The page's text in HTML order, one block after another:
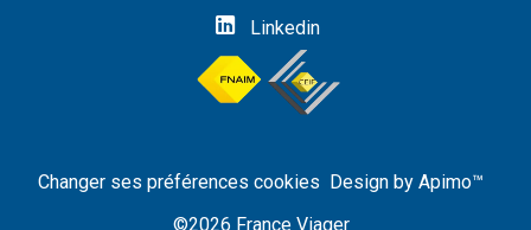
Linkedin
Changer ses préférences cookies Design by Apimo™
©2026 France Viager